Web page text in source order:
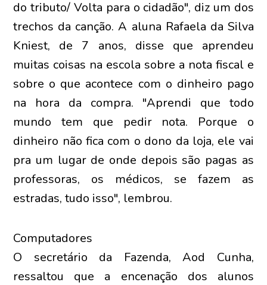
do tributo/ Volta para o cidadão", diz um dos
trechos da canção. A aluna Rafaela da Silva
Kniest, de 7 anos, disse que aprendeu
muitas coisas na escola sobre a nota fiscal e
sobre o que acontece com o dinheiro pago
na hora da compra. "Aprendi que todo
mundo tem que pedir nota. Porque o
dinheiro não fica com o dono da loja, ele vai
pra um lugar de onde depois são pagas as
professoras, os médicos, se fazem as
estradas, tudo isso", lembrou.
Computadores
O secretário da Fazenda, Aod Cunha,
ressaltou que a encenação dos alunos